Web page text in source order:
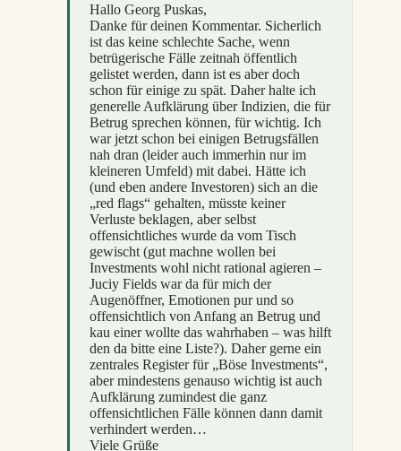
Hallo Georg Puskas,
Danke für deinen Kommentar. Sicherlich
ist das keine schlechte Sache, wenn
betrügerische Fälle zeitnah öffentlich
gelistet werden, dann ist es aber doch
schon für einige zu spät. Daher halte ich
generelle Aufklärung über Indizien, die für
Betrug sprechen können, für wichtig. Ich
war jetzt schon bei einigen Betrugsfällen
nah dran (leider auch immerhin nur im
kleineren Umfeld) mit dabei. Hätte ich
(und eben andere Investoren) sich an die
„red flags“ gehalten, müsste keiner
Verluste beklagen, aber selbst
offensichtliches wurde da vom Tisch
gewischt (gut machne wollen bei
Investments wohl nicht rational agieren –
Juciy Fields war da für mich der
Augenöffner, Emotionen pur und so
offensichtlich von Anfang an Betrug und
kau einer wollte das wahrhaben – was hilft
den da bitte eine Liste?). Daher gerne ein
zentrales Register für „Böse Investments“,
aber mindestens genauso wichtig ist auch
Aufklärung zumindest die ganz
offensichtlichen Fälle können dann damit
verhindert werden…
Viele Grüße